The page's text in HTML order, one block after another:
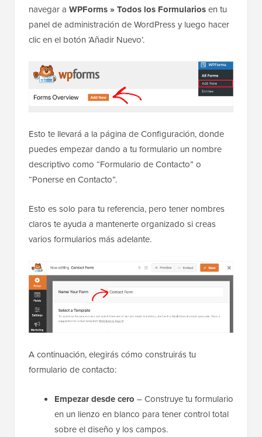
navegar a WPForms » Todos los Formulariosen tu
panel de administración de WordPress y luego hacer
clic en el botón ‘Añadir Nuevo’.
Esto te llevará a la página de Configuración, donde
puedes empezar dando a tu formulario un nombre
descriptivo como “Formulario de Contacto” o
“Ponerse en Contacto”.
Esto es solo para tu referencia, pero tener nombres
claros te ayuda a mantenerte organizado si creas
varios formularios más adelante.
A continuación, elegirás cómo construirás tu
formulario de contacto:
Empezar desde cero – Construye tu formulario
en un lienzo en blanco para tener control total
sobre el diseño y los campos.